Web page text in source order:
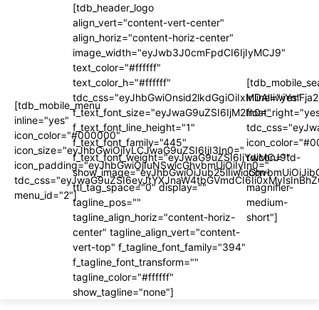
[tdb_mobile_menu
inline="yes"
icon_color="#000000"
icon_size="eyJhbGwiOjIyLCJwaG9uZSI6IjI3In0="
icon_padding="eyJhbGwiOjIuNSwicGhvbmUiOiIyIn0="
menu_id="2"]
[tdb_header_logo
align_vert="content-vert-center"
align_horiz="content-horiz-center"
image_width="eyJwb3J0cmFpdCI6IjIyMCJ9"
text_color="#ffffff"
text_color_h="#ffffff"
f_text_font_size="eyJwaG9uZSI6IjM2In0="
f_text_font_line_height="1"
f_text_font_family="445"
f_text_font_weight="eyJwaG9uZSI6IjYwMCJ9"
ttl_tag_space="0" display=""
tagline_pos=""
tagline_align_horiz="content-horiz-
center" tagline_align_vert="content-
vert-top" f_tagline_font_family="394"
f_tagline_font_transform=""
tagline_color="#ffffff"
show_tagline="none"]
inline="yes"
tdicon="td-
icon-
magnifier-
medium-
short"]